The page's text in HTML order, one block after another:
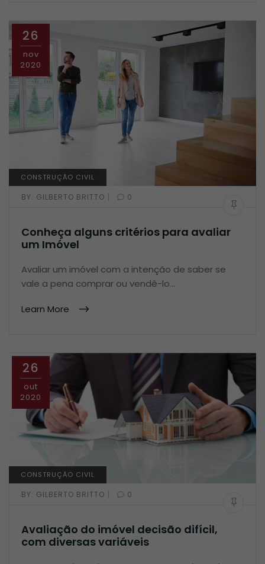
26
nov
2020
CONSTRUÇÃO CIVIL
BY: GILBERTO BRITTO | 0
Conheça alguns critérios para avaliar
um Imóvel
Avaliar um imóvel com a intenção de saber se
vale a pena comprar ou vendê-lo…
Learn More
26
out
2020
CONSTRUÇÃO CIVIL
BY: GILBERTO BRITTO | 0
Avaliação do imóvel decisão difícil,
com diversas variáveis